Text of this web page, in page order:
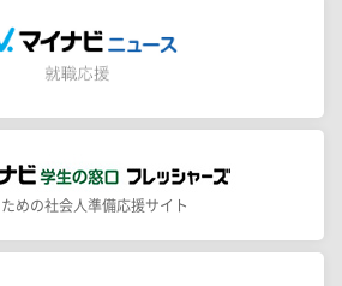
めの社会人準備応援サイト